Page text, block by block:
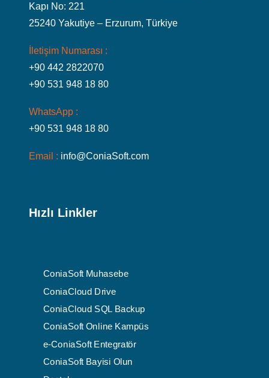
Kapı No: 221
25240 Yakutiye – Erzurum, Türkiye
İletişim Numarası :
+90 442 2822070
+90 531 948 18 80
WhatsApp :
+90 531 948 18 80
Email : info@ConiaSoft.com
Hızlı Linkler
ConiaSoft Muhasebe
ConiaCloud Drive
ConiaCloud SQL Backup
ConiaSoft Online Kampüs
e-ConiaSoft Entegratör
ConiaSoft Bayisi Olun